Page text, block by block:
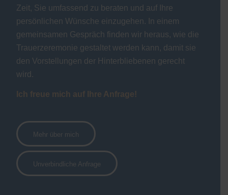
Zeit, Sie umfassend zu beraten und auf Ihre
persönlichen Wünsche einzugehen. In einem
gemeinsamen Gespräch finden wir heraus, wie die
Trauerzeremonie gestaltet werden kann, damit sie
den Vorstellungen der Hinterbliebenen gerecht
wird.
Ich freue mich auf Ihre Anfrage!
Mehr über mich
Unverbindliche Anfrage